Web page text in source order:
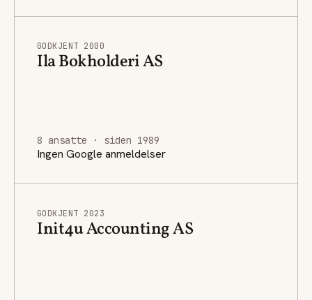
GODKJENT 2000
Ila Bokholderi AS
8 ansatte · siden 1989
Ingen Google anmeldelser
GODKJENT 2023
Init4u Accounting AS